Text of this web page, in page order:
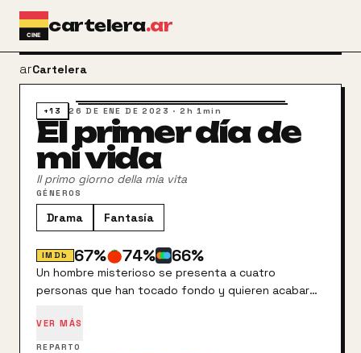
Ir al contenido principal
cartelera.ar
arrow_back
Cartelera
+13 26 DE ENE DE 2023 ·2h 1min
El primer día de
mi vida
Il primo giorno della mia vita
GÉNEROS
Drama Fantasía
IMDb 67% 74% 66%
Un hombre misterioso se presenta a cuatro
personas que han tocado fondo y quieren acabar
que vuelvan a enamorarse de la vida. Su intención
es ofrecer la oportunidad de hacerles ver cómo
VER MÁS
REPARTO